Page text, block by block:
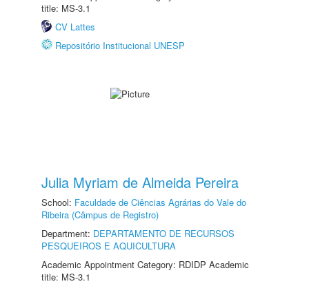
title: MS-3.1
CV Lattes
Repositório Institucional UNESP
Julia Myriam de Almeida Pereira
School: Faculdade de Ciências Agrárias do Vale do
Ribeira (Câmpus de Registro)
Department: DEPARTAMENTO DE RECURSOS
PESQUEIROS E AQUICULTURA
Academic Appointment Category: RDIDP Academic
title: MS-3.1